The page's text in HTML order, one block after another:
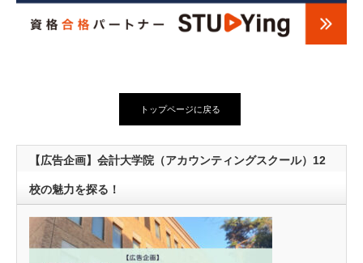
トップページに戻る
【広告企画】会計大学院（アカウンティングスクール）12
校の魅力を探る！